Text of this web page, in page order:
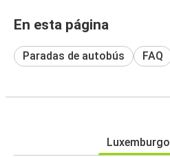
En esta página
Paradas de autobús FAQ
Luxemburgo